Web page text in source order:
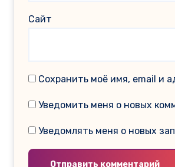
Сайт
Сохранить моё имя, email и
Уведомить меня о новых
Уведомлять меня о новых